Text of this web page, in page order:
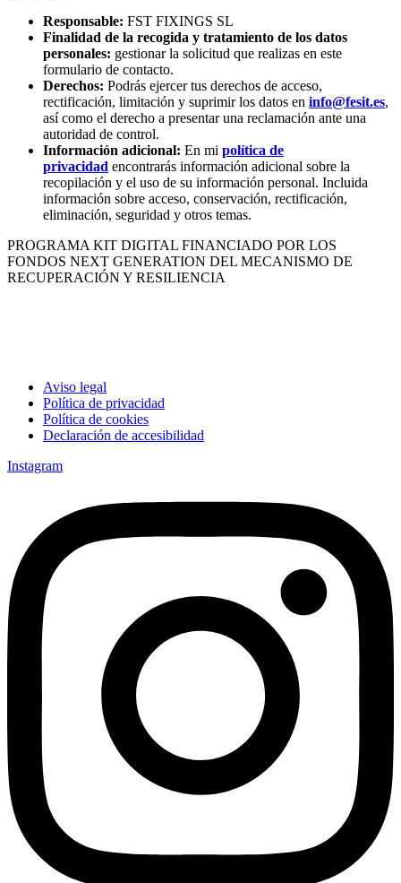
Responsable: FST FIXINGS SL
Finalidad de la recogida y tratamiento de los datos
personales: gestionar la solicitud que realizas en este
formulario de contacto.
Derechos: Podrás ejercer tus derechos de acceso,
rectificación, limitación y suprimir los datos en info@fesit.es,
así como el derecho a presentar una reclamación ante una
autoridad de control.
Información adicional: En mi política de
privacidad encontrarás información adicional sobre la
recopilación y el uso de su información personal. Incluida
información sobre acceso, conservación, rectificación,
eliminación, seguridad y otros temas.
PROGRAMA KIT DIGITAL FINANCIADO POR LOS
FONDOS NEXT GENERATION DEL MECANISMO DE
RECUPERACIÓN Y RESILIENCIA
Aviso legal
Política de privacidad
Política de cookies
Declaración de accesibilidad
Instagram